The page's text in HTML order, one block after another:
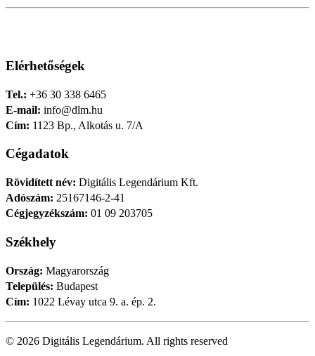
Elérhetőségek
Tel.: +36 30 338 6465
E-mail: info@dlm.hu
Cím: 1123 Bp., Alkotás u. 7/A
Cégadatok
Rövidített név: Digitális Legendárium Kft.
Adószám: 25167146-2-41
Cégjegyzékszám: 01 09 203705
Székhely
Ország: Magyarország
Település: Budapest
Cím: 1022 Lévay utca 9. a. ép. 2.
© 2026 Digitális Legendárium. All rights reserved